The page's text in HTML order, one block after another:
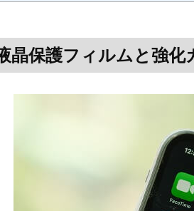
晶保護フィルムと強